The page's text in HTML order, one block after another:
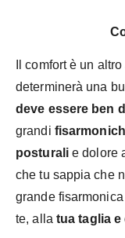
Il comfort è un
determinerà una
deve essere ben
grandi
posturalie dolore
che tu sappia che
grande
te, alla tua taglia